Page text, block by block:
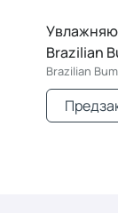
Brazilian
Brazilian